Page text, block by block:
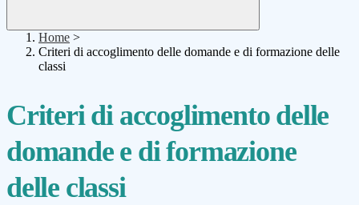
Home >
Criteri di accoglimento delle domande e di formazione delle
classi
Criteri di accoglimento delle
domande e di formazione
delle classi